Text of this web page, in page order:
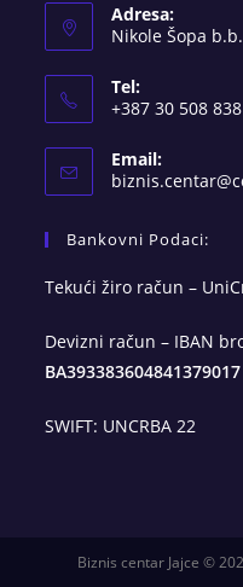
Adresa:
Nikole Šopa
Tel:
+387 30 508 838
Email:
Bankovni Podaci:
Tekući žiro račun –
Devizni račun – IBAN
BA393383604841379017
SWIFT: UNCRBA 22
Biznis centar Jajce ©